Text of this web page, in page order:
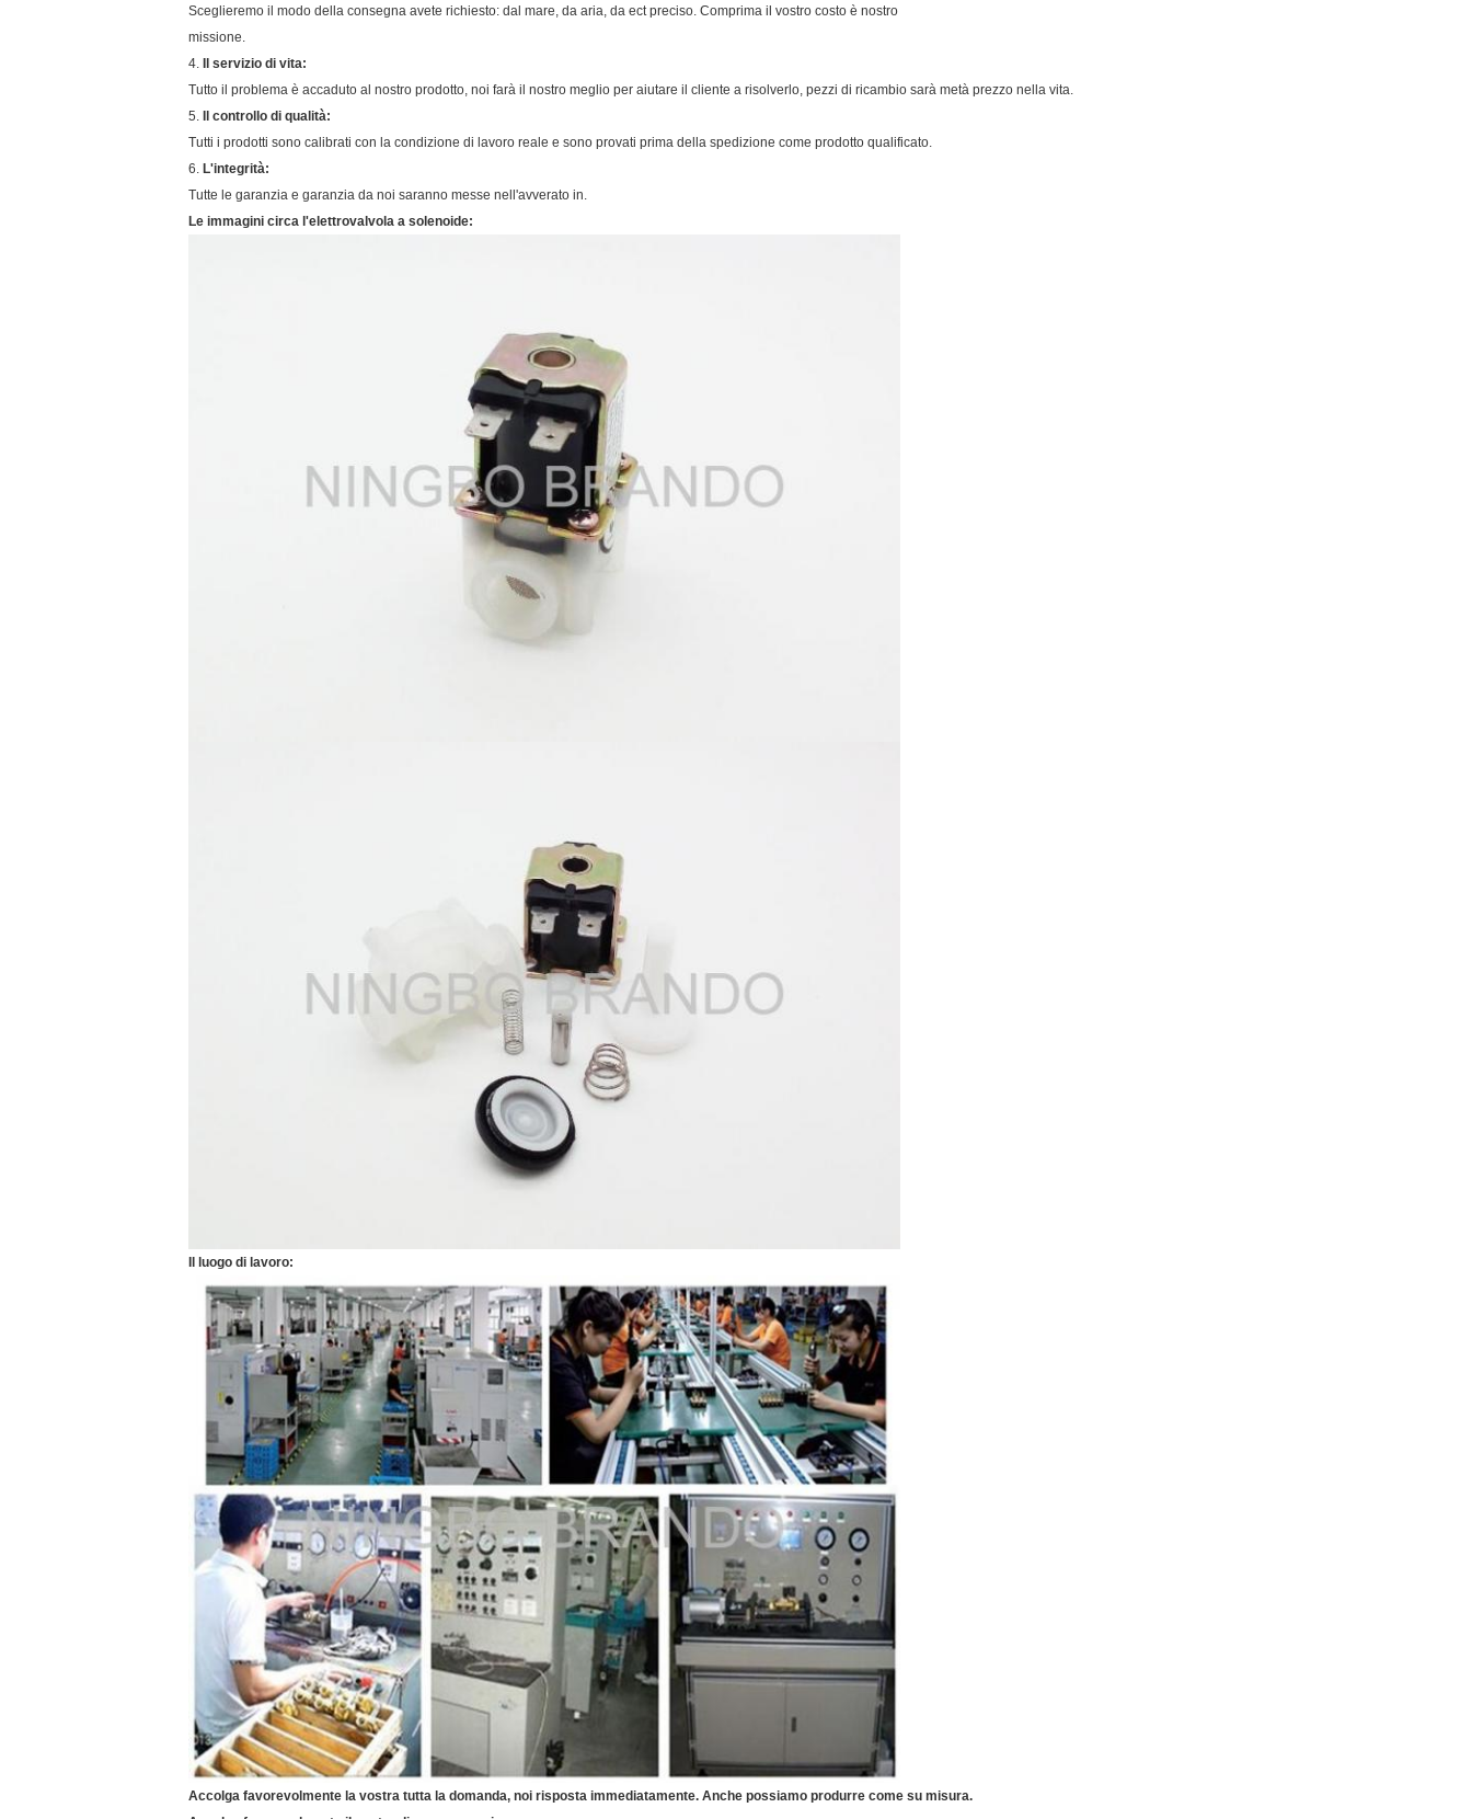
Sceglieremo il modo della consegna avete richiesto: dal mare, da aria, da ect preciso. Comprima il vostro costo è nostro
missione.
4.
Il servizio di vita:
Tutto il problema è accaduto al nostro prodotto, noi farà il nostro meglio per aiutare il cliente a risolverlo, pezzi di ricambio sarà metà prezzo nella vita.
5.
Il controllo di qualità:
Tutti i prodotti sono calibrati con la condizione di lavoro reale e sono provati prima della spedizione come prodotto qualificato.
6. L'integrità:
Tutte le garanzia e garanzia da noi saranno messe nell'avverato in.
Le immagini circa l'elettrovalvola a solenoide:
Il luogo di lavoro:
Accolga favorevolmente la vostra tutta la domanda, noi risposta immediatamente. Anche possiamo produrre come su misura.